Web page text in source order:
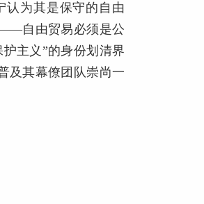
认为其是保守的自由
——自由贸易必须是公
护主义”的身份划清界
及其幕僚团队崇尚一